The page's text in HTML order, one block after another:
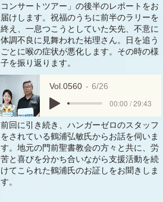
コンサートツアー」の後半のレポートをお
届けします。祝福のうちに前半のラリーを
終え、一息つこうとしていた矢先、不意に
体調不良に見舞われた祐理さん。日を追う
ごとに喉の症状が悪化します。その時の様
子を振り返ります。
Vol.0560 6/26
00:00 / 29:43
前回に引き続き、ハンガーゼロのスタッフ
をされている鶴浦弘敏氏からお話を伺いま
す。地元の門前聖書教会の方々と共に、労
苦と喜びを分かち合いながら支援活動を続
けてこられた鶴浦氏のお証しをお聞きしま
す。